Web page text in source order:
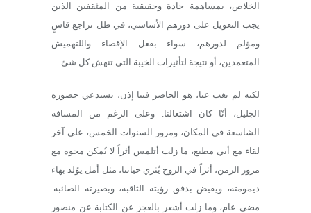
الخلاص، بمساهمة جادة وحقيقية من المثقفين الذين
يجب التعويل على دورهم الأساسي، في ظل تراجع قاسٍ
ومؤلم لدورهم، سواء بفعل الإقصاء واللتهميش
المتعمدين، أو نتيجة لتأثيرات الخيبة التي تنهش كل شئ.
لكنه لم يغب عنا، هو الحاضر فينا إذن، نستدعي حضوره
الجليل، أنّا كان اشتغالنا. وعلى الرغم من المسافة
الشاسعة في المكان، ومرور السنوات الخمس، على آخر
لقاء مع أبي مطيع، ما زلت أتلمس أثراً لا يُمكن محوه مع
مرور الزمن، أثراً في الروح يُثري حياتنا، مثل أمل يوّلد بهاء
ديمومته، ويفيض بدفق رؤيته الثاقبة، وبصيرته الصائبة.
مضى عام، وما زلت أشعر بالعجز عن الكتابة عن منصور